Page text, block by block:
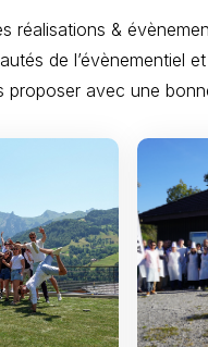
réalisations &
de l’évènementiel
proposer avec une